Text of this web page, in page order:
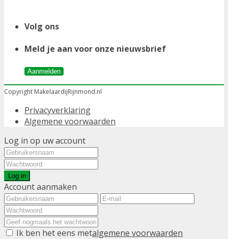
Volg ons
Meld je aan voor onze nieuwsbrief
Aanmelden
Copyright MakelaardijRijnmond.nl
Privacyverklaring
Algemene voorwaarden
Log in op uw account
Log in
Account aanmaken
Ik ben het eens metalgemene voorwaarden